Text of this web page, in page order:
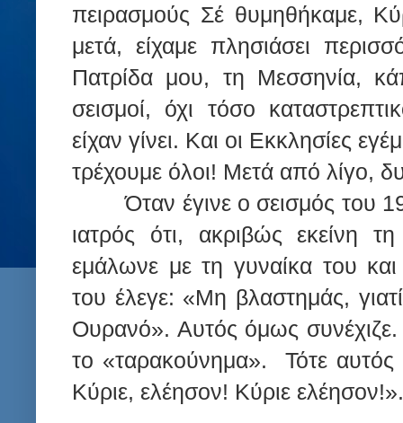
πειρασμούς Σέ θυμηθήκαμε,
μετά, είχαμε πλησιάσει
Πατρίδα μου, τη Μεσσηνία,
σεισμοί, όχι τόσο
είχαν γίνει. Και οι Εκκλησίες
τρέχουμε όλοι! Μετά από λίγο,
Όταν έγινε ο σεισμός του
ιατρός ότι, ακριβώς εκείνη
εμάλωνε με τη γυναίκα του
του έλεγε: «Μη βλαστημάς,
Ουρανό». Αυτός όμως συνέχιζε.
το «ταρακούνημα». Τότε αυτός
Κύριε, ελέησον! Κύριε ελέησον!».